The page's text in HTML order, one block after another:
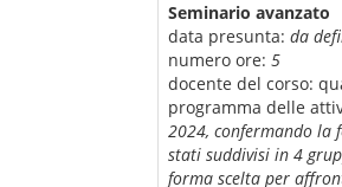
Seminario avanzato
data presunta: da
numero ore: 5
docente del corso:
programma delle
2024, confermando la
stati suddivisi in 4
forma scelta per